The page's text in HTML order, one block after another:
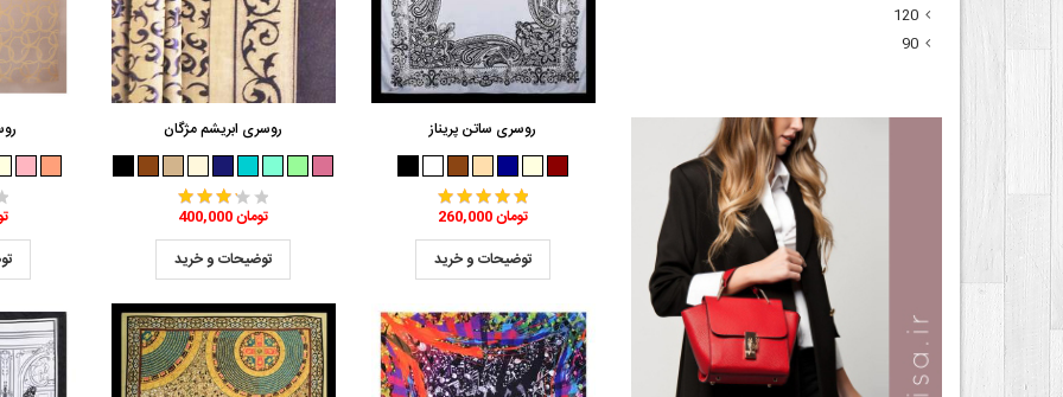
روسری ساتن پریناز
260,000 تومان
توضیحات و خرید
روسری ابریشم مژگان
400,000 تومان
توضیحات و خرید
120
90